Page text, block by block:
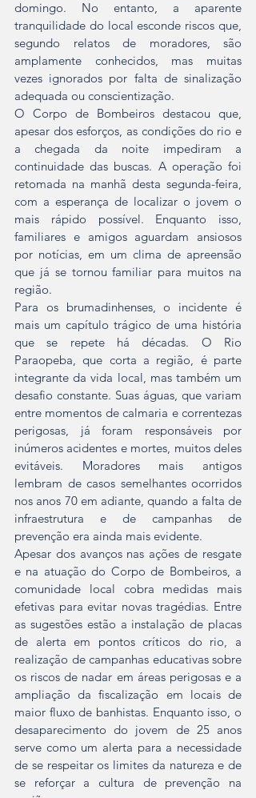
domingo. No entanto, a aparente
tranquilidade do local esconde riscos que,
segundo relatos de moradores, são
amplamente conhecidos, mas muitas
vezes ignorados por falta de sinalização
adequada ou conscientização.
O Corpo de Bombeiros destacou que,
apesar dos esforços, as condições do rio e
a chegada da noite impediram a
continuidade das buscas. A operação foi
retomada na manhã desta segunda-feira,
com a esperança de localizar o jovem o
mais rápido possível. Enquanto isso,
familiares e amigos aguardam ansiosos
por notícias, em um clima de apreensão
que já se tornou familiar para muitos na
região.
Para os brumadinhenses, o incidente é
mais um capítulo trágico de uma história
que se repete há décadas. O Rio
Paraopeba, que corta a região, é parte
integrante da vida local, mas também um
desafio constante. Suas águas, que variam
entre momentos de calmaria e correntezas
perigosas, já foram responsáveis por
inúmeros acidentes e mortes, muitos deles
evitáveis. Moradores mais antigos
lembram de casos semelhantes ocorridos
nos anos 70 em adiante, quando a falta de
infraestrutura e de campanhas de
prevenção era ainda mais evidente.
Apesar dos avanços nas ações de resgate
e na atuação do Corpo de Bombeiros, a
comunidade local cobra medidas mais
efetivas para evitar novas tragédias. Entre
as sugestões estão a instalação de placas
de alerta em pontos críticos do rio, a
realização de campanhas educativas sobre
os riscos de nadar em áreas perigosas e a
ampliação da fiscalização em locais de
maior fluxo de banhistas. Enquanto isso, o
desaparecimento do jovem de 25 anos
serve como um alerta para a necessidade
de se respeitar os limites da natureza e de
se reforçar a cultura de prevenção na